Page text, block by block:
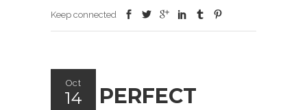
Keep connected
Oct
14
THE PERFECT